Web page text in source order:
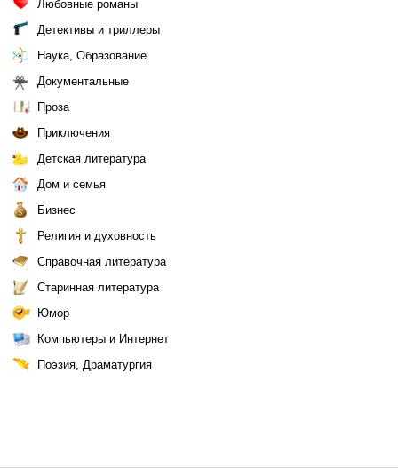
Любовные романы
Детективы и триллеры
Наука, Образование
Документальные
Проза
Приключения
Детская литература
Дом и семья
Бизнес
Религия и духовность
Справочная литература
Старинная литература
Юмор
Компьютеры и Интернет
Поэзия, Драматургия